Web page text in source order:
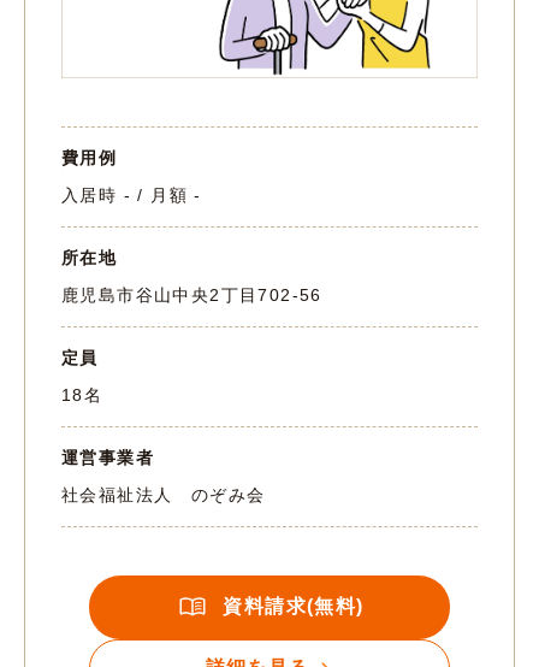
費用例
入居時 - / 月額 -
所在地
鹿児島市谷山中央2丁目702-56
定員
18名
運営事業者
社会福祉法人 のぞみ会
資料請求(無料)